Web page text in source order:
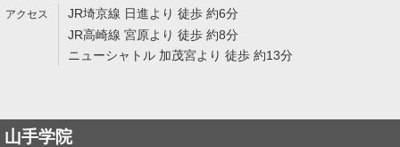
JR埼京線 日進より 徒歩 約6分
JR高崎線 宮原より 徒歩 約8分
ニューシャトル 加茂宮より 徒歩 約13分
山手学院